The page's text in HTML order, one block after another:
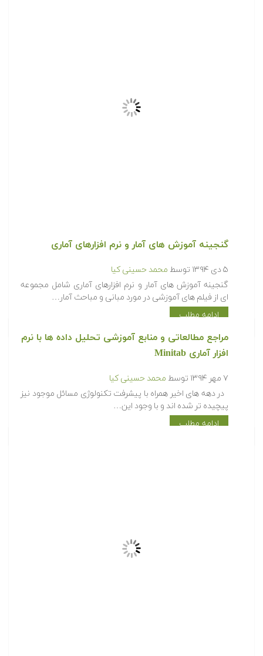
گنجینه آموزش های آمار و نرم افزارهای آماری
۵ دی ۱۳۹۴ توسط محمد حسینی کیا
گنجینه آموزش های آمار و نرم افزارهای آماری شامل مجموعه
ای از فیلم های آموزشی در مورد مبانی و مباحث آمار…
ادامه مطلب
مراجع مطالعاتی و منابع آموزشی تحلیل داده ها با نرم
افزار آماری Minitab
۷ مهر ۱۳۹۴ توسط محمد حسینی کیا
در دهه های اخیر همراه با پیشرفت تکنولوژی مسائل موجود نیز
پیچیده تر شده اند و با وجود این…
ادامه مطلب